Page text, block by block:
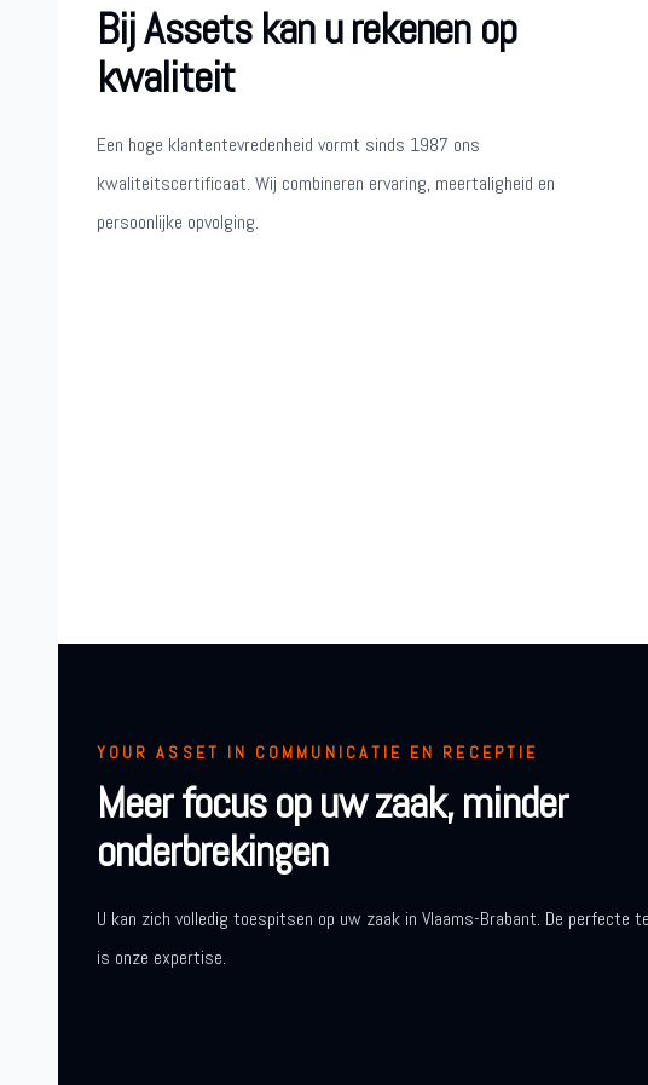
Bij Assets kan u rekenen op
kwaliteit
Een hoge klantentevredenheid vormt sinds 1987 ons
kwaliteitscertificaat. Wij combineren ervaring, meertaligheid en
persoonlijke opvolging.
YOUR ASSET IN COMMUNICATIE EN RECEPTIE
Meer focus op uw zaak, minder
onderbrekingen
U kan zich volledig toespitsen op uw zaak in Vlaams-Brabant. De perfecte
is onze expertise.